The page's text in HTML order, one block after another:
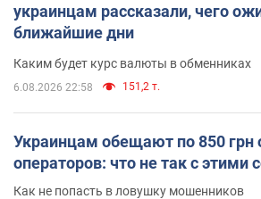
украинцам рассказали, чего
ближайшие дни
Каким будет курс валюты в обменниках
6.08.2026 22:58 151,2 т.
Украинцам обещают по 850 грн
операторов: что не так с этими
Как не попасть в ловушку мошенников